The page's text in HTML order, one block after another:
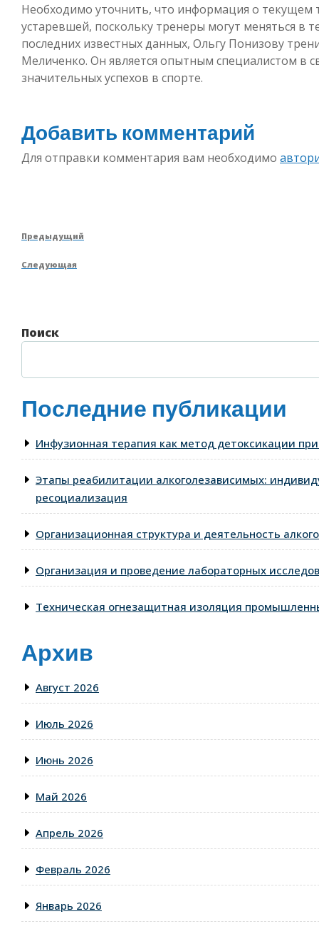
Необходимо уточнить, что информация о
устаревшей, поскольку тренеры могут меняться в
последних известных данных, Ольгу Понизову
Меличенко. Он является опытным специалистом в
значительных успехов в спорте.
Добавить комментарий
Для отправки комментария вам необходимо
Навигация
по
записям
Предыдущая
Предыдущий
Следующая
Следующая
Поиск
Последние публикации
Инфузионная терапия как метод детоксикации
Этапы реабилитации алкоголезависимых:
ресоциализация
Организационная структура и деятельность
Организация и проведение лабораторных
Техническая огнезащитная изоляция
Архив
Август 2026
Июль 2026
Июнь 2026
Май 2026
Апрель 2026
Февраль 2026
Январь 2026